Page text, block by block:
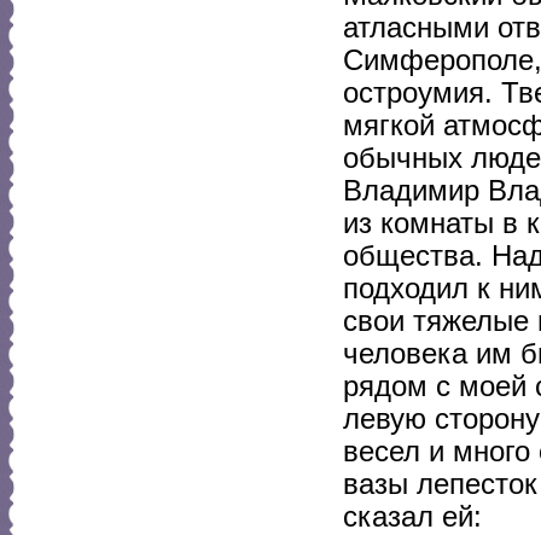
атласными
остроумия.
мягкой
обычных
Владимир
из комнаты в
общества.
подходил к
свои тяжелые
человека им
рядом с моей
левую
весел и
вазы
сказал ей: